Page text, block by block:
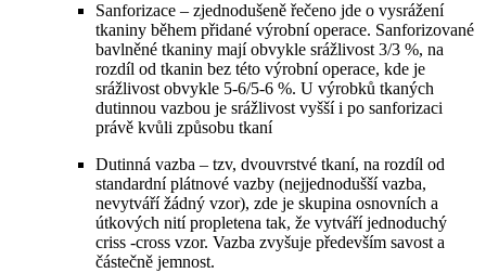
Sanforizace – zjednodušeně řečeno jde o vysrážení
tkaniny během přidané výrobní operace. Sanforizované
bavlněné tkaniny mají obvykle srážlivost 3/3 %, na
rozdíl od tkanin bez této výrobní operace, kde je
srážlivost obvykle 5-6/5-6 %. U výrobků tkaných
dutinnou vazbou je srážlivost vyšší i po sanforizaci
právě kvůli způsobu tkaní
Dutinná vazba – tzv, dvouvrstvé tkaní, na rozdíl od
standardní plátnové vazby (nejjednodušší vazba,
nevytváří žádný vzor), zde je skupina osnovních a
útkových nití propletena tak, že vytváří jednoduchý
criss -cross vzor. Vazba zvyšuje především savost a
částečně jemnost.